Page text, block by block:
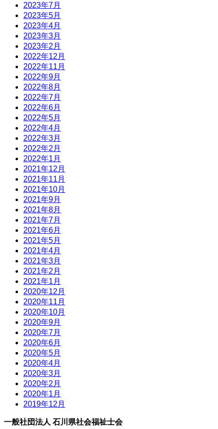
2023年7月
2023年5月
2023年4月
2023年3月
2023年2月
2022年12月
2022年11月
2022年9月
2022年8月
2022年7月
2022年6月
2022年5月
2022年4月
2022年3月
2022年2月
2022年1月
2021年12月
2021年11月
2021年10月
2021年9月
2021年8月
2021年7月
2021年6月
2021年5月
2021年4月
2021年3月
2021年2月
2021年1月
2020年12月
2020年11月
2020年10月
2020年9月
2020年7月
2020年6月
2020年5月
2020年4月
2020年3月
2020年2月
2020年1月
2019年12月
一般社団法人 石川県社会福祉士会